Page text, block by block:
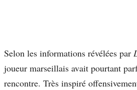
Selon les informations révélées par
joueur marseillais avait pourtant
rencontre. Très inspiré